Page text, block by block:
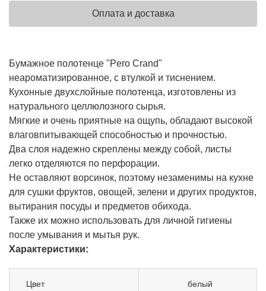
Оплата и доставка
Бумажное полотенце "Pero Crand"
неароматизированное, с втулкой и тиснением.
Кухонные двухслойные полотенца, изготовлены из
натурального целлюлозного сырья.
Мягкие и очень приятные на ощупь, обладают высокой
влаговпитывающей способностью и прочностью.
Два слоя надежно скреплены между собой, листы
легко отделяются по перфорации.
Не оставляют ворсинок, поэтому незаменимы на кухне
для сушки фруктов, овощей, зелени и других продуктов,
вытирания посуды и предметов обихода.
Также их можно использовать для личной гигиены
после умывания и мытья рук.
Характеристики:
Цвет белый